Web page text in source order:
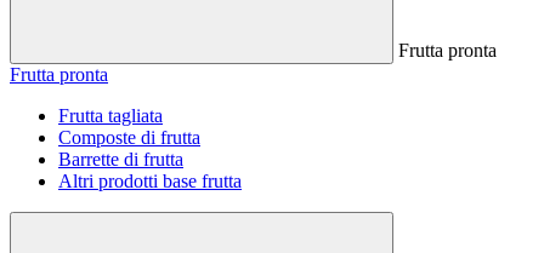
Frutta pronta
Frutta pronta
Frutta tagliata
Composte di frutta
Barrette di frutta
Altri prodotti base frutta